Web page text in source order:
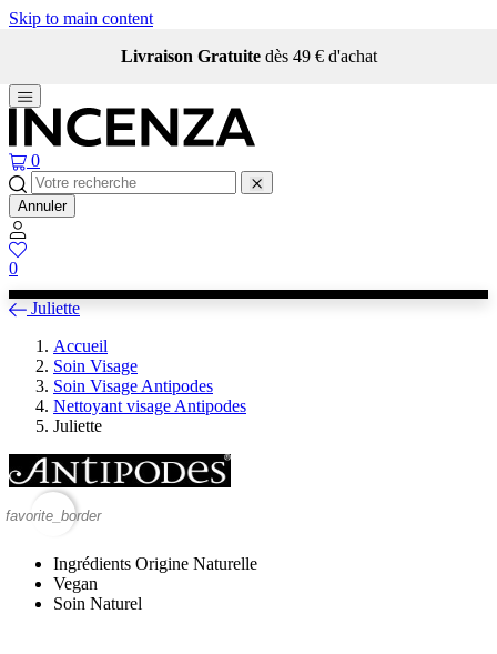
Skip to main content
Livraison Gratuite dès 49 € d'achat
0
Annuler
0
Juliette
Accueil
Soin Visage
Soin Visage Antipodes
Nettoyant visage Antipodes
Juliette
favorite_border
Ingrédients Origine Naturelle
Vegan
Soin Naturel